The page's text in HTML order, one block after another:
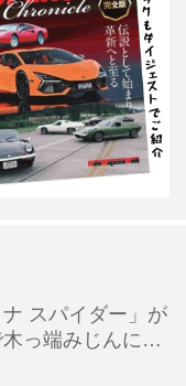
スパイダー」が
っ端みじんにな